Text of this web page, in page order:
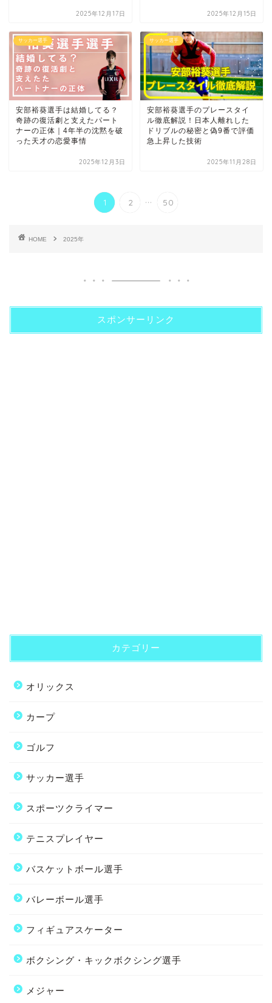
2025年12月17日 2025年12月15日
サッカー選手
安部裕葵選手は結婚してる？
奇跡の復活劇と支えたパート
ナーの正体｜4年半の沈黙を破
った天才の恋愛事情
2025年12月3日
サッカー選手
安部裕葵選手のプレースタイ
ル徹底解説！日本人離れした
ドリブルの秘密と偽9番で評価
急上昇した技術
2025年11月28日
1 2 ... 50
HOME 2025年
スポンサーリンク
カテゴリー
オリックス
カープ
ゴルフ
サッカー選手
スポーツクライマー
テニスプレイヤー
バスケットボール選手
バレーボール選手
フィギュアスケーター
ボクシング・キックボクシング選手
メジャー